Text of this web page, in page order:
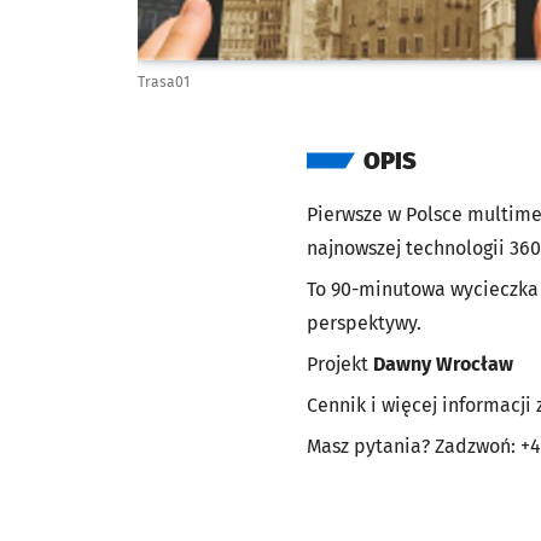
Trasa01
OPIS
Pierwsze w Polsce
najnowszej technologii
To 90-minutowa
perspektywy.
Projekt Dawny Wrocław
Cennik i więcej informacji
Masz pytania? Zadzwoń: